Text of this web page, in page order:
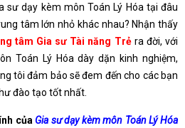
sư dạy kèm môn Toán Lý Hóa tại đâu
tâm lớn nhỏ khác nhau? Nhận thấy
tâm Gia sư Tài năng Trẻra đời, với
Toán Lý Hóa dày dặn kinh nghiệm,
tôi đảm bảo sẽ đem đến cho các bạn
đào tạo tốt nhất.
của Gia sư dạy kèm môn Toán Lý Hóa